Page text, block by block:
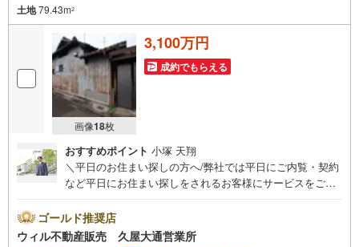
土地79.43m2
画像18枚
3,100万円
成約でもらえる
おすすめポイント 小塚 天翔
＼平日のお住まい探しの方へ/弊社では平日にご内覧・契約
など平日にお住まい探しをされるお客様にサービスをご用
時まで”毎日”営業しています。事前にご予約頂きましたら営
業時間外でのご内覧もご対応いたします。＼本物件の他に
ゴールド推奨店
ウィル不動産販売 久屋大通営業所